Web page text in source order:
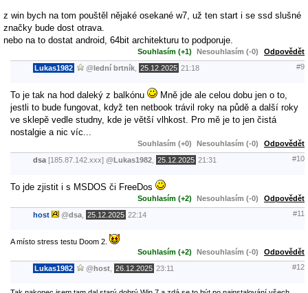
z win bych na tom pouštěl nějaké osekané w7, už ten start i se ssd slušné
značky bude dost otrava.
nebo na to dostat android, 64bit architekturu to podporuje.
Souhlasím (+1) Nesouhlasím (-0) Odpovědět
Lukas1982 @lední brtník 25.12.2025 21:18 #9
To je tak na hod daleký z balkónu
Mně jde ale celou dobu jen o to,
jestli to bude fungovat, když ten netbook trávil roky na půdě a další roky
ve sklepě vedle studny, kde je větší vlhkost. Pro mě je to jen čistá
nostalgie a nic víc...
Souhlasím (+0) Nesouhlasím (-0) Odpovědět
dsa [185.87.142.xxx] @Lukas1982 25.12.2025 21:31 #10
To jde zjistit i s MSDOS či FreeDos
Souhlasím (+2) Nesouhlasím (-0) Odpovědět
host @dsa 25.12.2025 22:14 #11
A místo stress testu Doom 2.
Souhlasím (+2)
Nesouhlasím (-0) Odpovědět
Lukas1982 @host 26.12.2025 23:11 #12